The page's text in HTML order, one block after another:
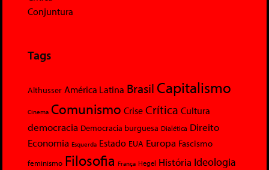
Conjuntura
Tags
Althusser América Latina Brasil Capitalismo
Cinema Comunismo Crise Crítica Cultura
democracia Democracia burguesa Dialética Direito
Economia Esquerda Estado EUA Europa Fascismo
feminismo Filosofia França Hegel História Ideologia